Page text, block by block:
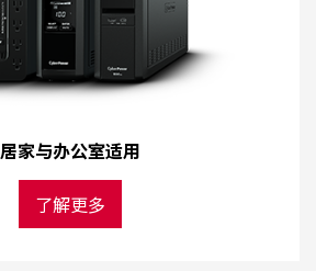
居家与办公室适用
了解更多